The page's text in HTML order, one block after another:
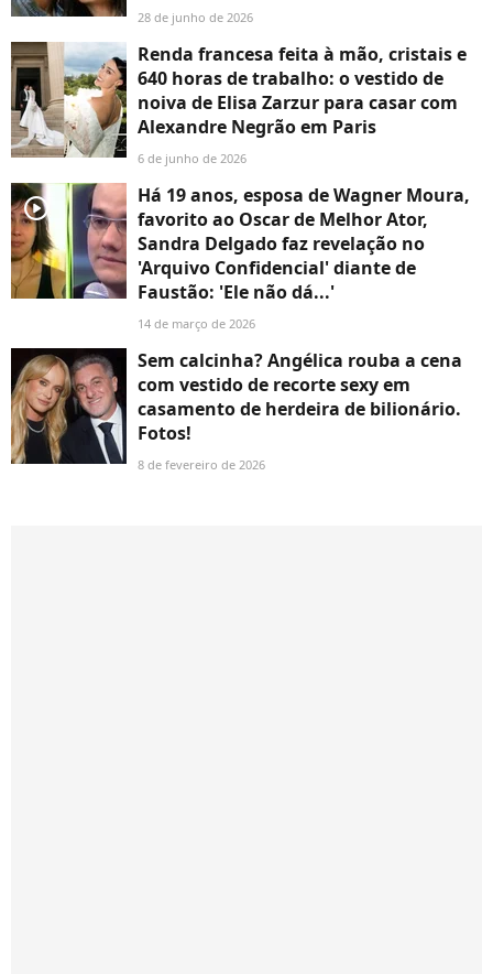
28 de junho de 2026
Renda francesa feita à mão, cristais e
640 horas de trabalho: o vestido de
noiva de Elisa Zarzur para casar com
Alexandre Negrão em Paris
6 de junho de 2026
player2
Há 19 anos, esposa de Wagner Moura,
favorito ao Oscar de Melhor Ator,
Sandra Delgado faz revelação no
'Arquivo Confidencial' diante de
Faustão: 'Ele não dá...'
14 de março de 2026
Sem calcinha? Angélica rouba a cena
com vestido de recorte sexy em
casamento de herdeira de bilionário.
Fotos!
8 de fevereiro de 2026